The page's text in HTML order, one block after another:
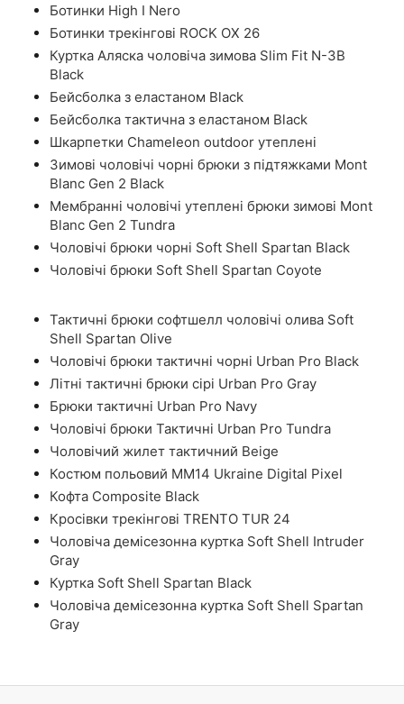
Ботинки High I Nero
Ботинки трекінгові ROCK OX 26
Куртка Аляска чоловіча зимова Slim Fit N-3B
Black
Бейсболка з еластаном Black
Бейсболка тактична з еластаном Black
Шкарпетки Chameleon outdoor утеплені
Зимові чоловічі чорні брюки з підтяжками Mont
Blanc Gen 2 Black
Мембранні чоловічі утеплені брюки зимові Mont
Blanc Gen 2 Tundra
Чоловічі брюки чорні Soft Shell Spartan Black
Чоловічі брюки Soft Shell Spartan Coyote
Тактичні брюки софтшелл чоловічі олива Soft
Shell Spartan Olive
Чоловічі брюки тактичні чорні Urban Pro Black
Літні тактичні брюки сірі Urban Pro Gray
Брюки тактичні Urban Pro Navy
Чоловічі брюки Тактичні Urban Pro Tundra
Чоловічий жилет тактичний Beige
Костюм польовий ММ14 Ukraine Digital Pixel
Кофта Composite Black
Кросівки трекінгові TRENTO TUR 24
Чоловіча демісезонна куртка Soft Shell Intruder
Gray
Куртка Soft Shell Spartan Black
Чоловіча демісезонна куртка Soft Shell Spartan
Gray